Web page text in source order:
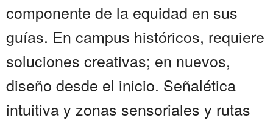
componente de la equidad en sus
guías. En campus históricos, requiere
soluciones creativas; en nuevos,
diseño desde el inicio. Señalética
intuitiva y zonas sensoriales y rutas